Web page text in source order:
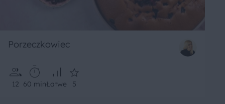
Porzeczkowiec
12 60 minŁatwe 5